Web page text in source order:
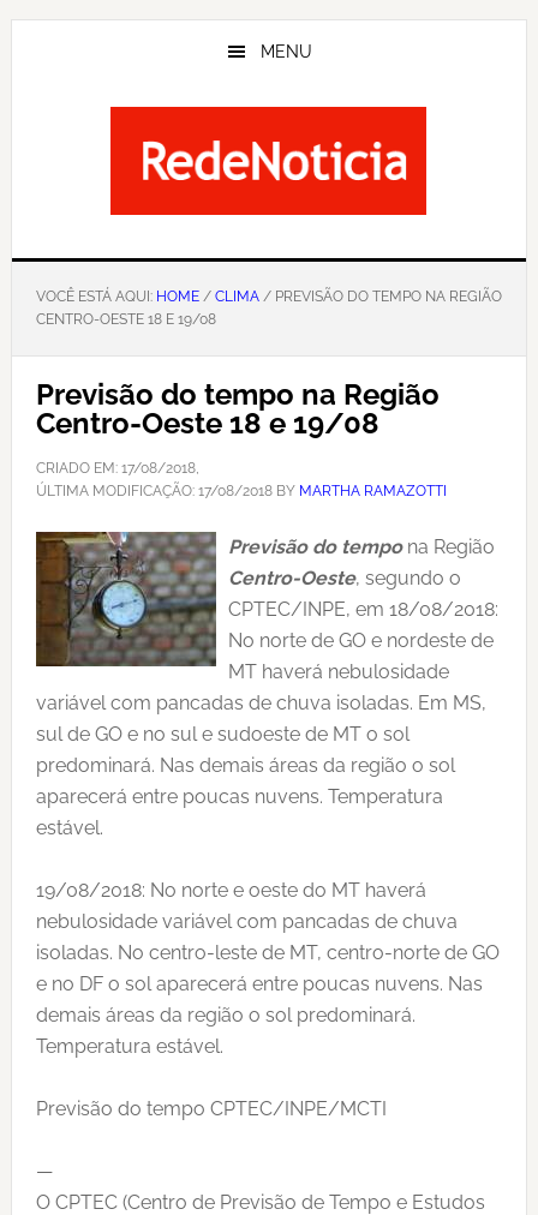
Skip
MENU
VOCÊ ESTÁ AQUI: HOME/ CLIMA/ PREVISÃO DO TEMPO NA REGIÃO
CENTRO-OESTE 18 E 19/08
Previsão do tempo na Região
Centro-Oeste 18 e 19/08
CRIADO EM: 17/08/2018,
ÚLTIMA MODIFICAÇÃO: 17/08/2018BY MARTHA RAMAZOTTI
Previsão do tempona Região
Centro-Oeste, segundo o
CPTEC/INPE, em 18/08/2018:
No norte de GO e nordeste de
MT haverá nebulosidade
variável com pancadas de chuva isoladas. Em MS,
sul de GO e no sul e sudoeste de MT o sol
predominará. Nas demais áreas da região o sol
aparecerá entre poucas nuvens. Temperatura
estável.
19/08/2018: No norte e oeste do MT haverá
nebulosidade variável com pancadas de chuva
isoladas. No centro-leste de MT, centro-norte de GO
e no DF o sol aparecerá entre poucas nuvens. Nas
demais áreas da região o sol predominará.
Temperatura estável.
Previsão do tempo CPTEC/INPE/MCTI
—
O CPTEC (Centro de Previsão de Tempo e Estudos